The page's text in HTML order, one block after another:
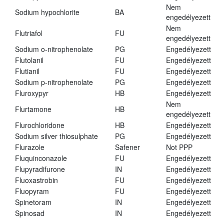
Sodium hypochlorite
BA
Nem
engedélyezett
Flutriafol
FU
Nem
engedélyezett
Sodium o-nitrophenolate
PG
Engedélyezett
Flutolanil
FU
Engedélyezett
Flutianil
FU
Engedélyezett
Sodium p-nitrophenolate
PG
Engedélyezett
Fluroxypyr
HB
Engedélyezett
Flurtamone
HB
Nem
engedélyezett
Flurochloridone
HB
Engedélyezett
Sodium silver thiosulphate
PG
Engedélyezett
Flurazole
Safener
Not PPP
Fluquinconazole
FU
Engedélyezett
Flupyradifurone
IN
Engedélyezett
Fluoxastrobin
FU
Engedélyezett
Fluopyram
FU
Engedélyezett
Spinetoram
IN
Engedélyezett
Spinosad
IN
Engedélyezett